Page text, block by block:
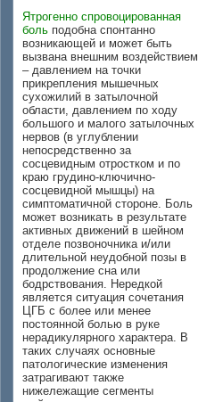
Ятрогенно спровоцированная
боль подобна спонтанно
возникающей и может быть
вызвана внешним воздействием
– давлением на точки
прикрепления мышечных
сухожилий в затылочной
области, давлением по ходу
большого и малого затылочных
нервов (в углублении
непосредственно за
сосцевидным отростком и по
краю грудино-ключично-
сосцевидной мышцы) на
симптоматичной стороне. Боль
может возникать в результате
активных движений в шейном
отделе позвоночника и/или
длительной неудобной позы в
продолжение сна или
бодрствования. Нередкой
является ситуация сочетания
ЦГБ с более или менее
постоянной болью в руке
нерадикулярного характера. В
таких случаях основные
патологические изменения
затрагивают также
нижележащие сегменты